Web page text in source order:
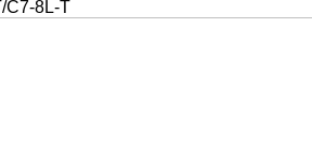
C7-8L-T